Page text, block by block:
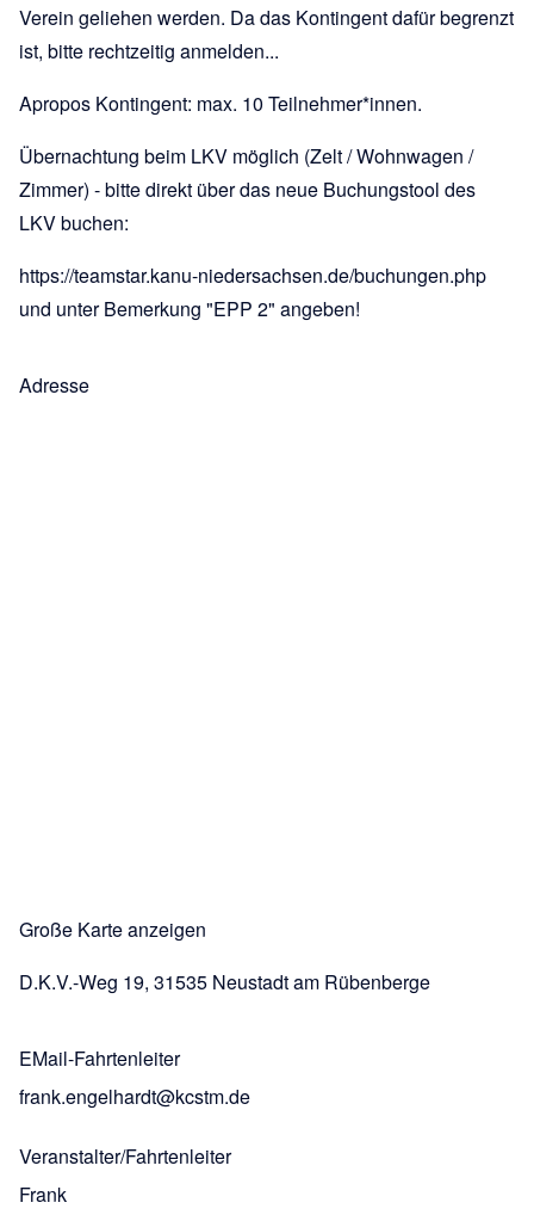
Verein geliehen werden. Da das Kontingent dafür begrenzt
ist, bitte rechtzeitig anmelden...
Apropos Kontingent: max. 10 Teilnehmer*innen.
Übernachtung beim LKV möglich (Zelt / Wohnwagen /
Zimmer) - bitte direkt über das neue Buchungstool des
LKV buchen:
https://teamstar.kanu-niedersachsen.de/buchungen.php
und unter Bemerkung "EPP 2" angeben!
Adresse
Große Karte anzeigen
D.K.V.-Weg 19, 31535 Neustadt am Rübenberge
EMail-Fahrtenleiter
frank.engelhardt@kcstm.de
Veranstalter/Fahrtenleiter
Frank